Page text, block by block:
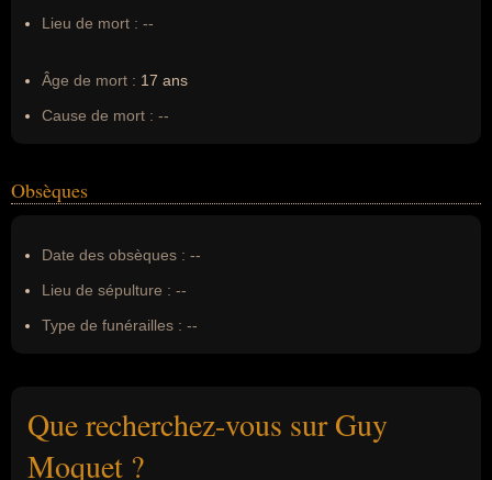
Lieu de mort : --
Âge de mort : 17 ans
Cause de mort : --
Obsèques
Date des obsèques : --
Lieu de sépulture : --
Type de funérailles : --
Que recherchez-vous sur Guy
Moquet ?